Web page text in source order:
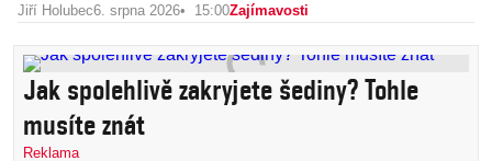
Jiří Holubec6. srpna 2026 15:00Zajímavosti
Jak spolehlivě zakryjete šediny? Tohle
musíte znát
Reklama